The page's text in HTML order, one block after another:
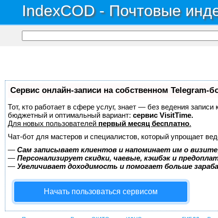
IndexCOD - Почтовые
Сервис онлайн-записи на собственном Telegram-
Тот, кто работает в сфере услуг, знает — без ведения
бюджетный и оптимальный вариант: сервис VisitTime.
Для новых пользователей первый месяц бесплатно.
Чат-бот для мастеров и специалистов, который упрощает
— Сам записывает клиентов и напоминает им о
— Персонализирует скидки, чаевые, кэшбэк и
— Увеличивает доходимость и помогает больше
Начать пользоваться сервисом